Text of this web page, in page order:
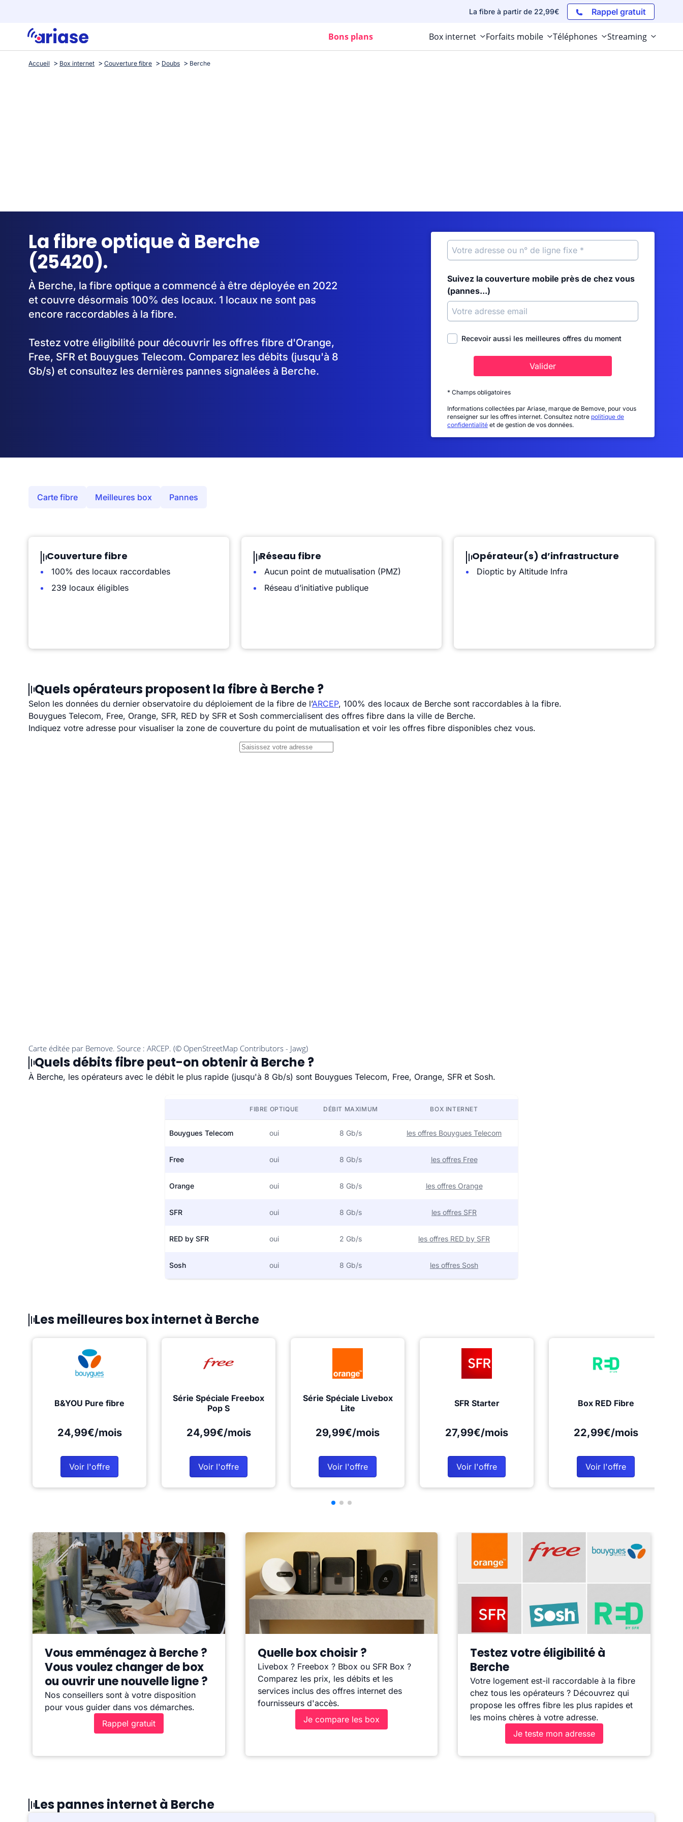
La fibre à partir de 22,99€ Rappel gratuit
Bons plans Box internet Forfaits mobile Téléphones Streaming
Accueil Box internet Couverture fibre Doubs Berche
La fibre optique à Berche
(25420).
À Berche, la fibre optique a commencé à être déployée en 2022
et couvre désormais 100% des locaux. 1 locaux ne sont pas
encore raccordables à la fibre.
Testez votre éligibilité pour découvrir les offres fibre d'Orange,
Free, SFR et Bouygues Telecom. Comparez les débits (jusqu'à 8
Gb/s) et consultez les dernières pannes signalées à Berche.
Suivez la couverture mobile près de chez vous
(pannes...)
Recevoir aussi les meilleures offres du moment
Valider
* Champs obligatoires
Informations collectées par Ariase, marque de Bemove, pour vous
renseigner sur les offres internet. Consultez notre politique de
confidentialité et de gestion de vos données.
Carte fibre Meilleures box Pannes
Couverture fibre
100% des locaux raccordables
239 locaux éligibles
Réseau fibre
Aucun point de mutualisation (PMZ)
Réseau d’initiative publique
Opérateur(s) d’infrastructure
Dioptic by Altitude Infra
Quels opérateurs proposent la fibre à Berche ?
Selon les données du dernier observatoire du déploiement de la fibre de l’ARCEP, 100% des locaux de Berche sont raccordables à la fibre.
Bouygues Telecom, Free, Orange, SFR, RED by SFR et Sosh commercialisent des offres fibre dans la ville de Berche.
Indiquez votre adresse pour visualiser la zone de couverture du point de mutualisation et voir les offres fibre disponibles chez vous.
Quels débits fibre peut-on obtenir à Berche ?
À Berche, les opérateurs avec le débit le plus rapide (jusqu'à 8 Gb/s) sont Bouygues Telecom, Free, Orange, SFR et Sosh.
FIBRE OPTIQUE DÉBIT MAXIMUM BOX INTERNET
Bouygues Telecom oui 8 Gb/s les offres Bouygues Telecom
Free oui 8 Gb/s les offres Free
Orange oui 8 Gb/s les offres Orange
SFR oui 8 Gb/s les offres SFR
RED by SFR oui 2 Gb/s les offres RED by SFR
Sosh oui 8 Gb/s les offres Sosh
Les meilleures box internet à Berche
B&YOU Pure fibre
24,99€/mois
Voir l'offre
Série Spéciale Freebox
Pop S
24,99€/mois
Voir l'offre
Série Spéciale Livebox
Lite
29,99€/mois
Voir l'offre
SFR Starter
27,99€/mois
Voir l'offre
Box RED Fibre
22,99€/mois
Voir l'offre
Vous emménagez à Berche ?
Vous voulez changer de box
ou ouvrir une nouvelle ligne ?
Nos conseillers sont à votre disposition
pour vous guider dans vos démarches.
Rappel gratuit
Quelle box choisir ?
Livebox ? Freebox ? Bbox ou SFR Box ?
Comparez les prix, les débits et les
services inclus des offres internet des
fournisseurs d'accès.
Je compare les box
Testez votre éligibilité à
Berche
Votre logement est-il raccordable à la fibre
chez tous les opérateurs ? Découvrez qui
propose les offres fibre les plus rapides et
les moins chères à votre adresse.
Je teste mon adresse
Les pannes internet à Berche